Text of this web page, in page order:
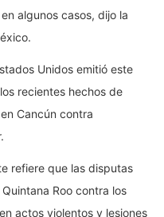
algunos casos, dijo la
Unidos emitió este
recientes hechos de
Cancún contra
refiere que las disputas
Roo contra los
actos violentos y lesiones